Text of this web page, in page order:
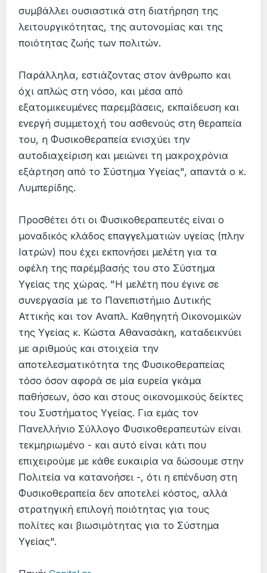
συμβάλλει ουσιαστικά στη διατήρηση της
λειτουργικότητας, της αυτονομίας και της
ποιότητας ζωής των πολιτών.
Παράλληλα, εστιάζοντας στον άνθρωπο και
όχι απλώς στη νόσο, και μέσα από
εξατομικευμένες παρεμβάσεις, εκπαίδευση και
ενεργή συμμετοχή του ασθενούς στη θεραπεία
του, η Φυσικοθεραπεία ενισχύει την
αυτοδιαχείριση και μειώνει τη μακροχρόνια
εξάρτηση από το Σύστημα Υγείας", απαντά ο κ.
Λυμπερίδης.
Προσθέτει ότι οι Φυσικοθεραπευτές είναι ο
μοναδικός κλάδος επαγγελματιών υγείας (πλην
Ιατρών) που έχει εκπονήσει μελέτη για τα
οφέλη της παρέμβασής του στο Σύστημα
Υγείας της χώρας. "Η μελέτη που έγινε σε
συνεργασία με το Πανεπιστήμιο Δυτικής
Αττικής και τον Αναπλ. Καθηγητή Οικονομικών
της Υγείας κ. Κώστα Αθανασάκη, καταδεικνύει
με αριθμούς και στοιχεία την
αποτελεσματικότητα της Φυσικοθεραπείας
τόσο όσον αφορά σε μία ευρεία γκάμα
παθήσεων, όσο και στους οικονομικούς δείκτες
του Συστήματος Υγείας. Για εμάς τον
Πανελλήνιο Σύλλογο Φυσικοθεραπευτών είναι
τεκμηριωμένο - και αυτό είναι κάτι που
επιχειρούμε με κάθε ευκαιρία να δώσουμε στην
Πολιτεία να κατανοήσει -, ότι η επένδυση στη
Φυσικοθεραπεία δεν αποτελεί κόστος, αλλά
στρατηγική επιλογή ποιότητας για τους
πολίτες και βιωσιμότητας για το Σύστημα
Υγείας".